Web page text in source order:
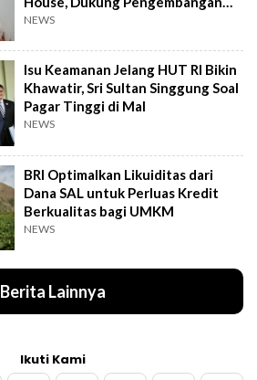
Kandidat Obat
NEWS
Isu Keamanan Jelang HUT RI Bikin
Khawatir, Sri Sultan Singgung Soal
Pagar Tinggi di Mal
NEWS
BRI Optimalkan Likuiditas dari
Dana SAL untuk Perluas Kredit
Berkualitas bagi UMKM
NEWS
Berita Lainnya
Ikuti Kami